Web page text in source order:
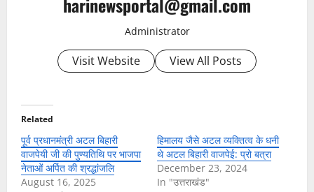
Administrator
Visit Website View All Posts
Related
पूर्व प्रधानमंत्री अटल बिहारी
वाजपेयी जी की पुण्यतिथि पर भाजपा
नेताओं अर्पित की श्रद्धांजलि
August 16, 2025
हिमालय जैसे अटल व्यक्तित्व के धनी
थे अटल बिहारी वाजपेई: प्रो बत्रा
December 23, 2024
In "उत्तराखंड"